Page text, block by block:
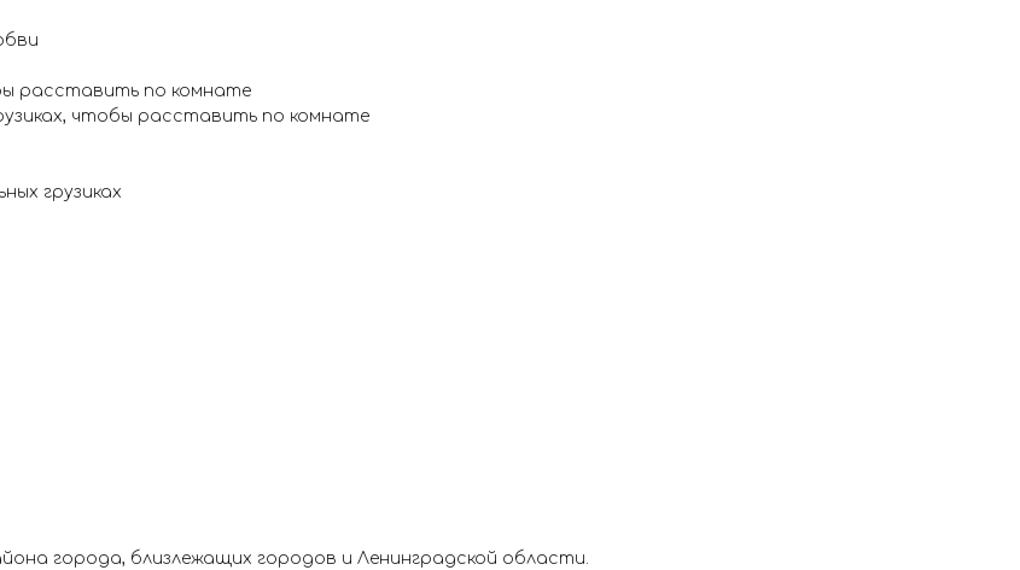
расставить по комнате
чтобы расставить по комнате
грузиках
города, близлежащих городов и Ленинградской области.